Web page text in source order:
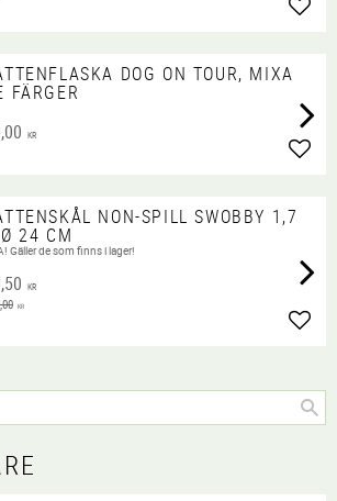
DOG ON TOUR, MIXA
FÄRGER
KR
NON-SPILL SWOBBY 1,7
24 CM
Gäller de som finns i lager!
KR
KR